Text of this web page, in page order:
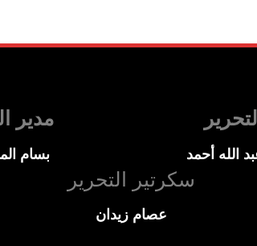
الله أحمد
مدير
بسام
سكرتير التحرير
عصام زيدان